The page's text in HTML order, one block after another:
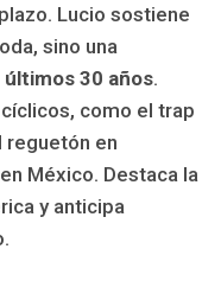
Lucio sostiene
sino una
últimos 30 años.
como el trap
reguetón en
México. Destaca la
y anticipa